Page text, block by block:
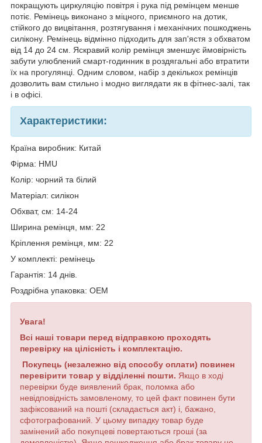
покращують циркуляцію повітря і рука під ремінцем менше
потіє. Ремінець виконано з міцного, приємного на дотик,
стійкого до вицвітання, розтягування і механічних пошкоджень
силікону. Ремінець відмінно підходить для зап'ястя з обхватом
від 14 до 24 см. Яскравий колір ремінця зменшує ймовірність
забути улюблений смарт-годинник в роздягальні або втратити
їх на прогулянці. Одним словом, набір з декількох ремінців
дозволить вам стильно і модно виглядати як в фітнес-залі, так
і в офісі.
Характеристики:
Країна виробник: Китай
Фірма: HMU
Колір: чорний та білий
Матеріал: силікон
Обхват, см: 14-24
Ширина ремінця, мм: 22
Кріплення ремінця, мм: 22
У комплекті: ремінець
Гарантія: 14 днів.
Роздрібна упаковка: OEM
Увага!
Всі наші товари перед відправкою проходять
перевірку на цілісність і комплектацію.
Покупець (незалежно від способу оплати) повинен
перевірити товар у відділенні пошти. Якщо в ході
перевірки буде виявлений брак, поломка або
невідповідність замовленому, то цей факт повинен бути
зафіксований на пошті (складається акт) і, бажано,
сфотографований. У цьому випадку товар буде
замінений або покупцеві повертаються гроші (за